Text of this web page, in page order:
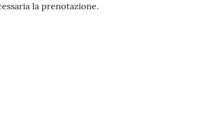
la prenotazione.